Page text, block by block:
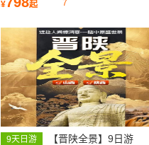
¥ 起 7
9天日游 【晋陕全景】9日游